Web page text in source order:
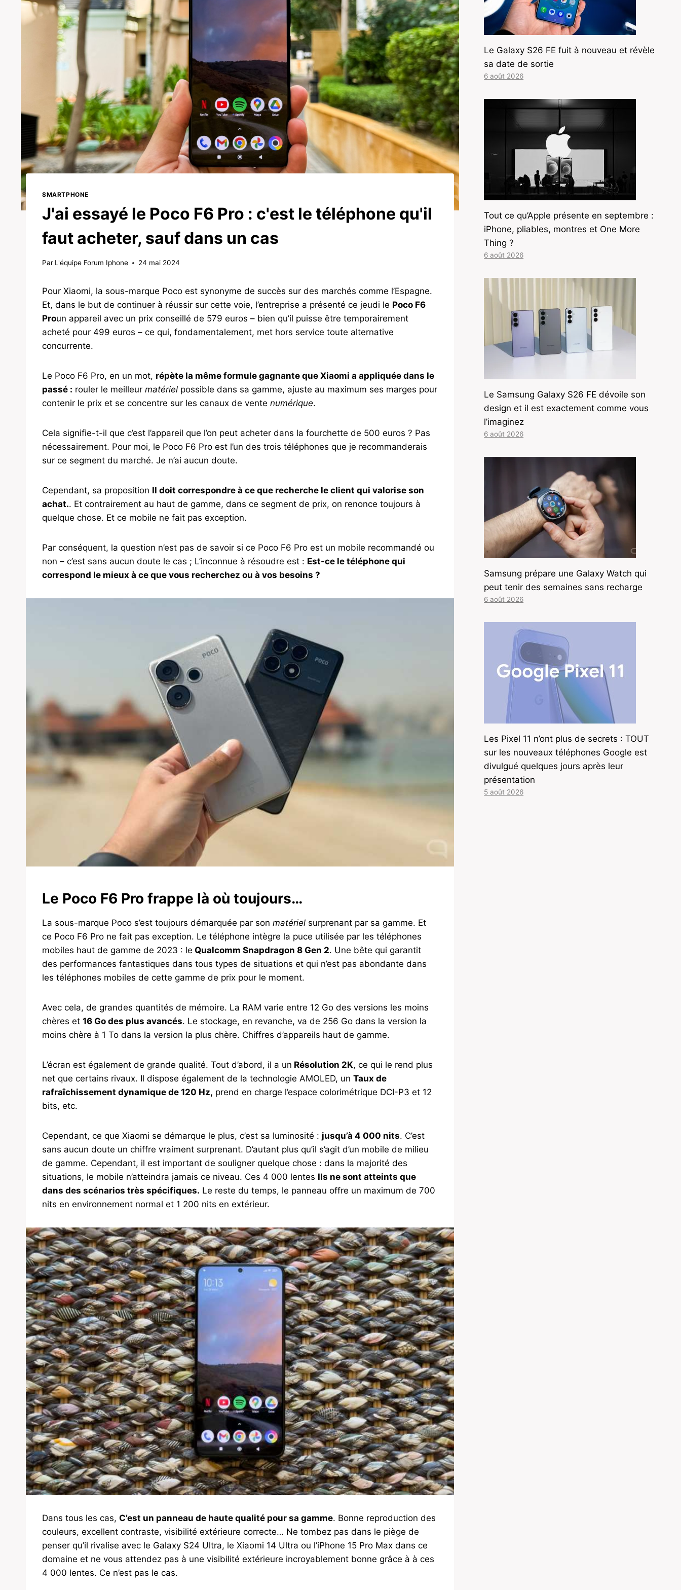
SMARTPHONE
J'ai essayé le Poco F6 Pro : c'est le téléphone qu'il
faut acheter, sauf dans un cas
Par L'équipe Forum Iphone 24 mai 2024
Pour Xiaomi, la sous-marque Poco est synonyme de succès sur des marchés comme l’Espagne.
Et, dans le but de continuer à réussir sur cette voie, l’entreprise a présenté ce jeudi le Poco F6
Proun appareil avec un prix conseillé de 579 euros – bien qu’il puisse être temporairement
acheté pour 499 euros – ce qui, fondamentalement, met hors service toute alternative
concurrente.
Le Poco F6 Pro, en un mot, répète la même formule gagnante que Xiaomi a appliquée dans le
passé : rouler le meilleur matériel possible dans sa gamme, ajuste au maximum ses marges pour
contenir le prix et se concentre sur les canaux de vente numérique.
Cela signifie-t-il que c’est l’appareil que l’on peut acheter dans la fourchette de 500 euros ? Pas
nécessairement. Pour moi, le Poco F6 Pro est l’un des trois téléphones que je recommanderais
sur ce segment du marché. Je n’ai aucun doute.
Cependant, sa proposition Il doit correspondre à ce que recherche le client qui valorise son
achat.. Et contrairement au haut de gamme, dans ce segment de prix, on renonce toujours à
quelque chose. Et ce mobile ne fait pas exception.
Par conséquent, la question n’est pas de savoir si ce Poco F6 Pro est un mobile recommandé ou
non – c’est sans aucun doute le cas ; L’inconnue à résoudre est : Est-ce le téléphone qui
correspond le mieux à ce que vous recherchez ou à vos besoins ?
Le Poco F6 Pro frappe là où toujours…
La sous-marque Poco s’est toujours démarquée par son matériel surprenant par sa gamme. Et
ce Poco F6 Pro ne fait pas exception. Le téléphone intègre la puce utilisée par les téléphones
mobiles haut de gamme de 2023 : le Qualcomm Snapdragon 8 Gen 2. Une bête qui garantit
des performances fantastiques dans tous types de situations et qui n’est pas abondante dans
les téléphones mobiles de cette gamme de prix pour le moment.
Avec cela, de grandes quantités de mémoire. La RAM varie entre 12 Go des versions les moins
chères et 16 Go des plus avancés. Le stockage, en revanche, va de 256 Go dans la version la
moins chère à 1 To dans la version la plus chère. Chiffres d’appareils haut de gamme.
L’écran est également de grande qualité. Tout d’abord, il a un Résolution 2K, ce qui le rend plus
net que certains rivaux. Il dispose également de la technologie AMOLED, un Taux de
rafraîchissement dynamique de 120 Hz, prend en charge l’espace colorimétrique DCI-P3 et 12
bits, etc.
Cependant, ce que Xiaomi se démarque le plus, c’est sa luminosité : jusqu’à 4 000 nits. C’est
sans aucun doute un chiffre vraiment surprenant. D’autant plus qu’il s’agit d’un mobile de milieu
de gamme. Cependant, il est important de souligner quelque chose : dans la majorité des
situations, le mobile n’atteindra jamais ce niveau. Ces 4 000 lentes Ils ne sont atteints que
dans des scénarios très spécifiques. Le reste du temps, le panneau offre un maximum de 700
nits en environnement normal et 1 200 nits en extérieur.
Dans tous les cas, C’est un panneau de haute qualité pour sa gamme. Bonne reproduction des
couleurs, excellent contraste, visibilité extérieure correcte… Ne tombez pas dans le piège de
penser qu’il rivalise avec le Galaxy S24 Ultra, le Xiaomi 14 Ultra ou l’iPhone 15 Pro Max dans ce
domaine et ne vous attendez pas à une visibilité extérieure incroyablement bonne grâce à à ces
4 000 lentes. Ce n’est pas le cas.
Le Galaxy S26 FE fuit à nouveau et révèle
sa date de sortie
6 août 2026
Tout ce qu’Apple présente en septembre :
iPhone, pliables, montres et One More
Thing ?
6 août 2026
Le Samsung Galaxy S26 FE dévoile son
design et il est exactement comme vous
l’imaginez
6 août 2026
Samsung prépare une Galaxy Watch qui
peut tenir des semaines sans recharge
6 août 2026
Les Pixel 11 n’ont plus de secrets : TOUT
sur les nouveaux téléphones Google est
divulgué quelques jours après leur
présentation
5 août 2026